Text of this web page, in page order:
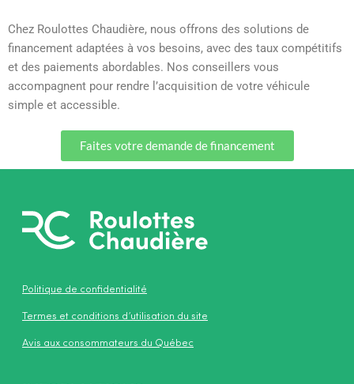
Chez Roulottes Chaudière, nous offrons des solutions de
financement adaptées à vos besoins, avec des taux compétitifs
et des paiements abordables. Nos conseillers vous
accompagnent pour rendre l’acquisition de votre véhicule
simple et accessible.
Faites votre demande de financement
Politique de confidentialité
Termes et conditions d’utilisation du site
Avis aux consommateurs du Québec